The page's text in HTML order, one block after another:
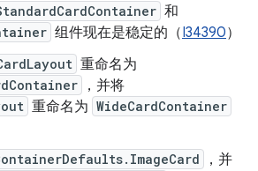
和
组件现在是稳定的（I34390）
重命名为
，并将
重命名为 WideCardContainer
，并